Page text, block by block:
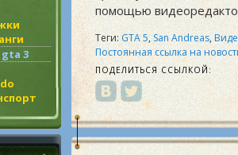
3
помощью
Теги:GTA 5,San Andreas,
Постоянная ссылка на
ПОДЕЛИТЬСЯ ССЫЛКОЙ: